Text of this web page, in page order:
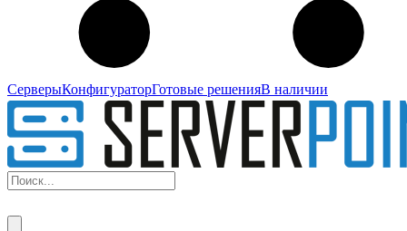
СерверыКонфигураторГотовые решенияВ наличии